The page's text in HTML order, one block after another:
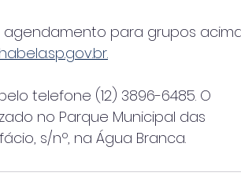
para grupos
telefone (12) 3896-6485. O
no Parque Municipal das
s/nº, na Água Branca.